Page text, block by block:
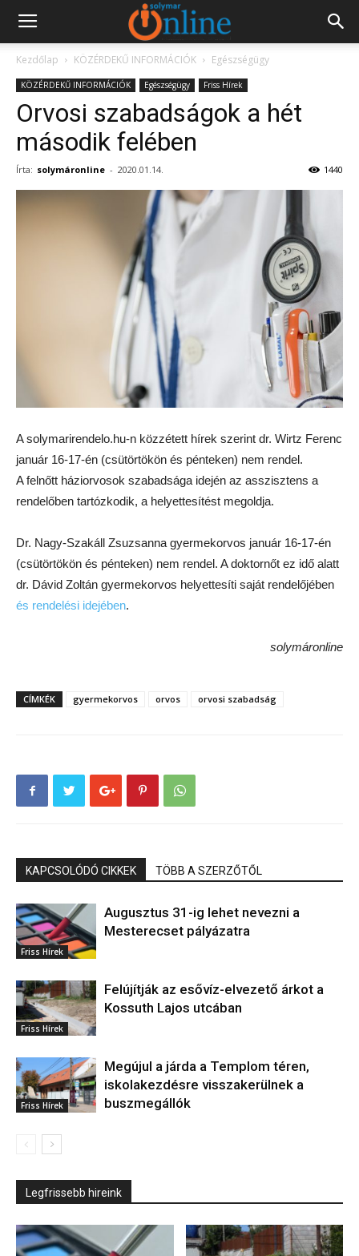
Kezdőlap KÖZÉRDEKŰ INFORMÁCIÓK Egészségügy
KÖZÉRDEKŰ INFORMÁCIÓK Egészségügy Friss Hírek
Orvosi szabadságok a hét
második felében
Írta: solymáronline - 2020.01.14. 1440
A solymarirendelo.hu-n közzétett hírek szerint dr. Wirtz Ferenc
január 16-17-én (csütörtökön és pénteken) nem rendel.
A felnőtt háziorvosok szabadsága idején az asszisztens a
rendelőben tartózkodik, a helyettesítést megoldja.
Dr. Nagy-Szakáll Zsuzsanna gyermekorvos január 16-17-én
(csütörtökön és pénteken) nem rendel. A doktornőt ez idő alatt
dr. Dávid Zoltán gyermekorvos helyettesíti saját rendelőjében
és rendelési idejében.
solymáronline
CÍMKÉK gyermekorvos orvos orvosi szabadság
KAPCSOLÓDÓ CIKKEK TÖBB A SZERZŐTŐL
Friss Hírek
Augusztus 31-ig lehet nevezni a
Mesterecset pályázatra
Friss Hírek
Felújítják az esővíz-elvezető árkot a
Kossuth Lajos utcában
Friss Hírek
Megújul a járda a Templom téren,
iskolakezdésre visszakerülnek a
buszmegállók
Legfrissebb hireink